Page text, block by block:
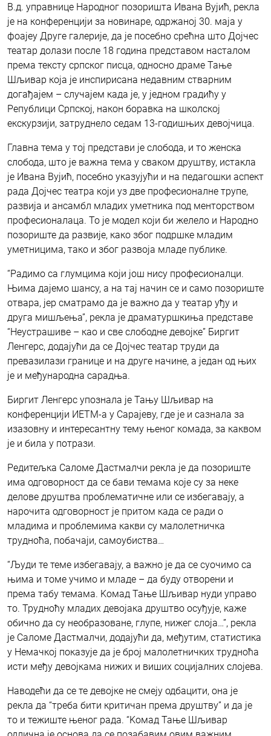
В.д. управнице Народног позоришта Ивана Вујић, рекла
је на конференцији за новинаре, одржаној 30. маја у
фоајеу Друге галерије, да је посебно срећна што Дојчес
театар долази после 18 година представом насталом
према тексту српског писца, односно драме Тање
Шљивар која је инспирисана недавним стварним
догађајем – случајем када је, у једном градићу у
Републици Српској, након боравка на школској
екскурзији, затруднело седам 13-годишњих девојчица.
Главна тема у тој представи је слобода, и то женска
слобода, што је важна тема у сваком друштву, истакла
је Ивана Вујић, посебно указујући и на педагошки аспект
рада Дојчес театра који уз две професионалне трупе,
развија и ансамбл младих уметника под менторством
професионалаца. То је модел који би желело и Народно
позориште да развије, како због подршке младим
уметницима, тако и због развоја младе публике.
“Радимо са глумцима који још нису професионалци.
Њима дајемо шансу, а на тај начин се и само позориште
отвара, јер сматрамо да је важно да у театар уђу и
друга мишљења”, рекла је драматуршкиња представе
“Неустрашиве – као и све слободне девојке” Биргит
Ленгерс, додајући да се Дојчес театар труди да
превазилази границе и на друге начине, а један од њих
је и међународна сарадња.
Биргит Ленгерс упознала је Тању Шљивар на
конференцији ИЕТМ-а у Сарајеву, где је и сазнала за
изазовну и интересантну тему њеног комада, за каквом
је и била у потрази.
Редитељка Саломе Дастмалчи рекла је да позориште
има одговорност да се бави темама које су за неке
делове друштва проблематичне или се избегавају, а
нарочита одговорност је притом када се ради о
младима и проблемима какви су малолетничка
трудноћа, побачаји, самоубиства…
“Људи те теме избегавају, а важно је да се суочимо са
њима и томе учимо и младе – да буду отворени и
према табу темама. Kомад Тање Шљивар нуди управо
то. Трудноћу младих девојака друштво осуђује, каже
обично да су необразоване, глупе, нижег слоја…”, рекла
је Саломе Дастмалчи, додајући да, међутим, статистика
у Немачкој показује да је број малолетничких трудноћа
исти међу девојкама нижих и виших социјалних слојева.
Наводећи да се те девојке не смеју одбацити, она је
рекла да “треба бити критичан према друштву” и да је
то и тежиште њеног рада. “Kомад Тање Шљивар